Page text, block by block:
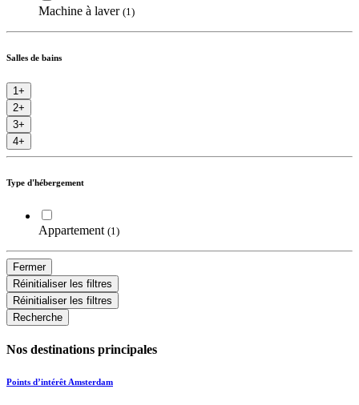
Machine à laver (1)
Salles de bains
1+
2+
3+
4+
Type d'hébergement
Appartement (1)
Fermer
Réinitialiser les filtres
Réinitialiser les filtres
Nos destinations principales
Points d’intérêt Amsterdam